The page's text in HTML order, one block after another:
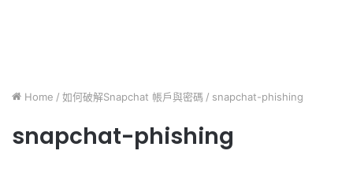
Home / 如何破解Snapchat 帳戶與密碼 / snapchat-phishing
snapchat-phishing